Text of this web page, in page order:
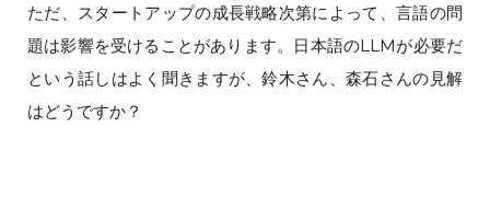
ただ、スタートアップの成長戦略次第によって、言語の問
題は影響を受けることがあります。日本語のLLMが必要だ
という話しはよく聞きますが、鈴木さん、森石さんの見解
はどうですか？